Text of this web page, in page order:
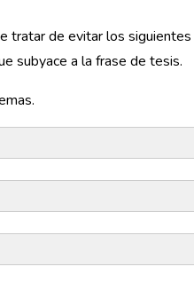
tratar de evitar los
subyace a la frase de tesis.